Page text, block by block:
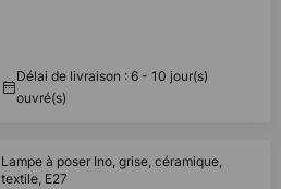
Délai de livraison : 6 - 10 jour(s)
ouvré(s)
Lampe à poser Ino, grise, céramique,
textile, E27